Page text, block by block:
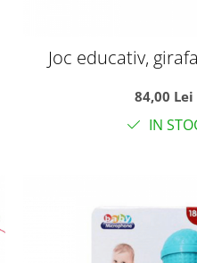
Joc educativ,
84,00 Lei
IN